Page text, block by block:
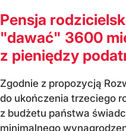
Pensja
"dawać" 3600
z pieniędzy
Zgodnie z propozycją
do ukończenia trzeciego
z budżetu państwa
minimalnego